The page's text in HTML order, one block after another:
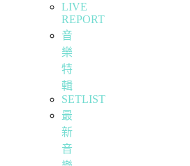
LIVE
REPORT
音
樂
特
輯
SETLIST
最
新
音